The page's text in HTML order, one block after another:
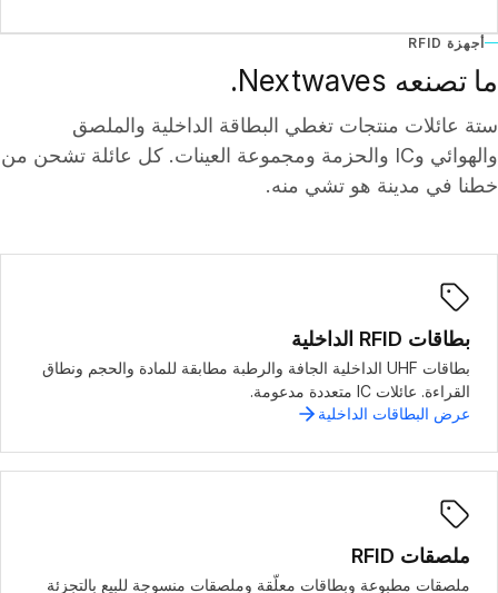
أجهزة RFID
ما تصنعه Nextwaves.
ستة عائلات منتجات تغطي البطاقة الداخلية والملصق
والهوائي وIC والحزمة ومجموعة العينات. كل عائلة تشحن من
خطنا في مدينة هو تشي منه.
بطاقات RFID الداخلية
بطاقات UHF الداخلية الجافة والرطبة مطابقة للمادة والحجم ونطاق
القراءة. عائلات IC متعددة مدعومة.
عرض البطاقات الداخلية
ملصقات RFID
ملصقات مطبوعة وبطاقات معلّقة وملصقات منسوجة للبيع بالتجزئة